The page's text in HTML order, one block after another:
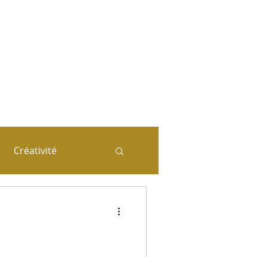
Créativité